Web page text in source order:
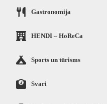
Gastronomija
HENDI – HoReCa
Sports un tūrisms
Svari